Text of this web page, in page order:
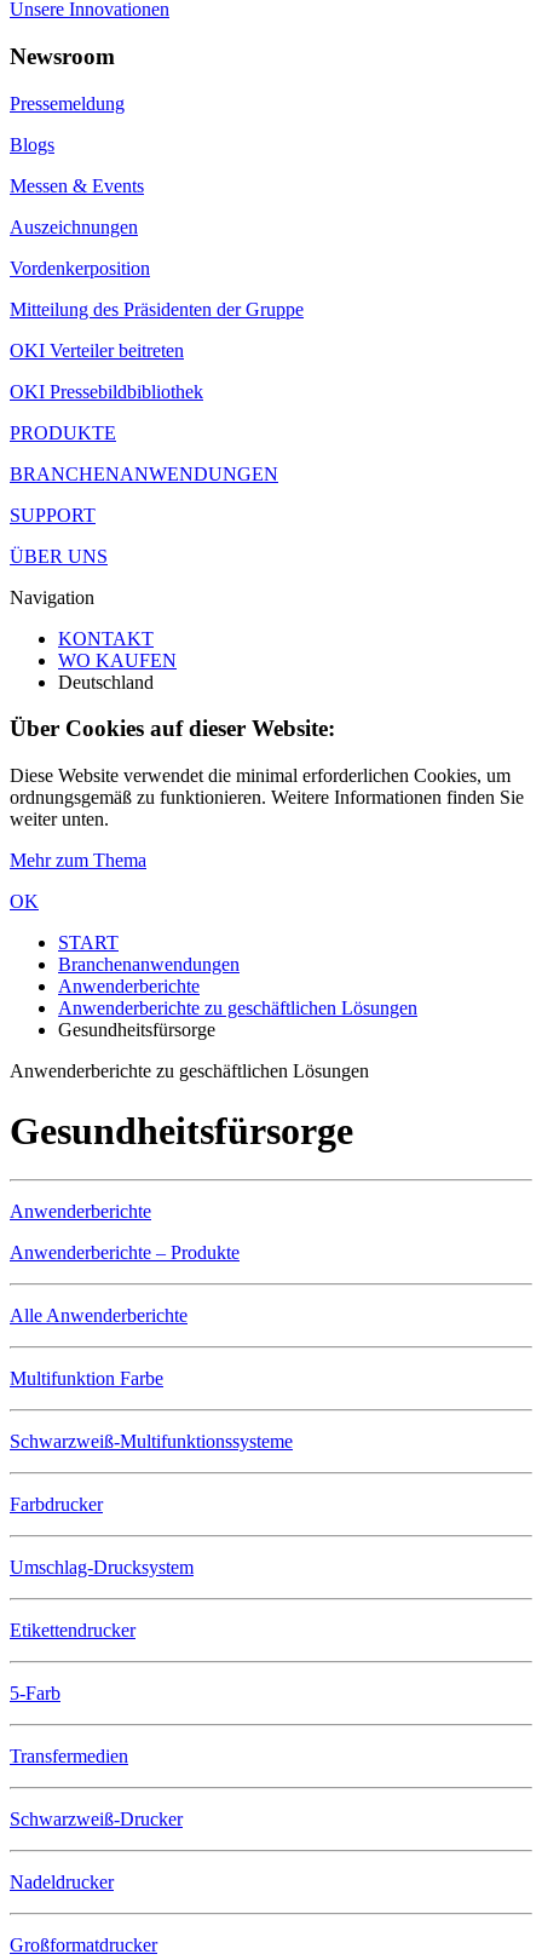
Unsere Innovationen
Newsroom
Pressemeldung
Blogs
Messen & Events
Auszeichnungen
Vordenkerposition
Mitteilung des Präsidenten der Gruppe
OKI Verteiler beitreten
OKI Pressebildbibliothek
PRODUKTE
BRANCHENANWENDUNGEN
SUPPORT
ÜBER UNS
Navigation
KONTAKT
WO KAUFEN
Deutschland
Über Cookies auf dieser Website:
Diese Website verwendet die minimal erforderlichen Cookies, um
ordnungsgemäß zu funktionieren. Weitere Informationen finden Sie
weiter unten.
Mehr zum Thema
OK
START
Branchenanwendungen
Anwenderberichte
Anwenderberichte zu geschäftlichen Lösungen
Gesundheitsfürsorge
Anwenderberichte zu geschäftlichen Lösungen
Gesundheitsfürsorge
Anwenderberichte
Anwenderberichte – Produkte
Alle Anwenderberichte
Multifunktion Farbe
Schwarzweiß-Multifunktionssysteme
Farbdrucker
Umschlag-Drucksystem
Etikettendrucker
5-Farb
Transfermedien
Schwarzweiß-Drucker
Nadeldrucker
Großformatdrucker